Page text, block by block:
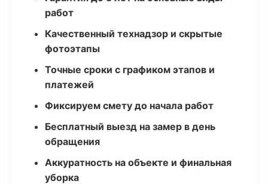
работ
Качественный технадзор и скрытые
фотоэтапы
Точные сроки с графиком этапов и
платежей
Фиксируем смету до начала работ
Бесплатный выезд на замер в день
обращения
Аккуратность на объекте и финальная
уборка